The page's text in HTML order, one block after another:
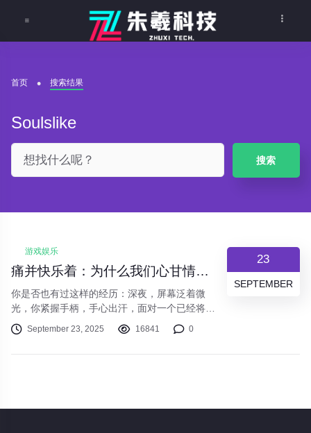
首页 搜索结果
Soulslike
搜索
23
SEPTEMBER
游戏娱乐
痛并快乐着：为什么我们心甘情愿在“魂系”游戏里“受苦”？
你是否也有过这样的经历：深夜，屏幕泛着微
光，你紧握手柄，手心出汗，面对一个已经将你
击败了数十次的BOSS。在又一次屏幕变灰后，
你愤怒地几乎要扔下手柄，但深呼吸几下，你又
September 23, 2025 16841 0